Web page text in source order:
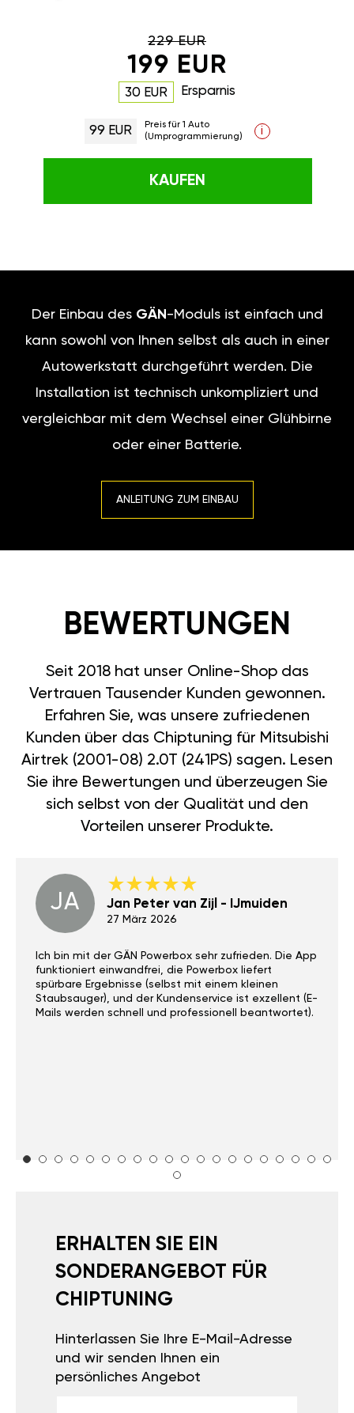
229 EUR
199 EUR
30 EUR Ersparnis
99 EUR
Preis für 1 Auto
(Umprogrammierung)
i
KAUFEN
Der Einbau des GÄN -Moduls ist einfach und
kann sowohl von Ihnen selbst als auch in einer
Autowerkstatt durchgeführt werden. Die
Installation ist technisch unkompliziert und
vergleichbar mit dem Wechsel einer Glühbirne
oder einer Batterie.
ANLEITUNG ZUM EINBAU
BEWERTUNGEN
Seit 2018 hat unser Online-Shop das
Vertrauen Tausender Kunden gewonnen.
Erfahren Sie, was unsere zufriedenen
Kunden über das Chiptuning für Mitsubishi
Airtrek (2001-08) 2.0T (241PS) sagen. Lesen
Sie ihre Bewertungen und überzeugen Sie
sich selbst von der Qualität und den
Vorteilen unserer Produkte.
JA Jan Peter van Zijl - IJmuiden
27 März 2026
Ich bin mit der GÄN Powerbox sehr zufrieden. Die App
funktioniert einwandfrei, die Powerbox liefert
spürbare Ergebnisse (selbst mit einem kleinen
Staubsauger), und der Kundenservice ist exzellent (E-
Mails werden schnell und professionell beantwortet).
ERHALTEN SIE EIN
SONDERANGEBOT FÜR
CHIPTUNING
Hinterlassen Sie Ihre E-Mail-Adresse
und wir senden Ihnen ein
persönliches Angebot